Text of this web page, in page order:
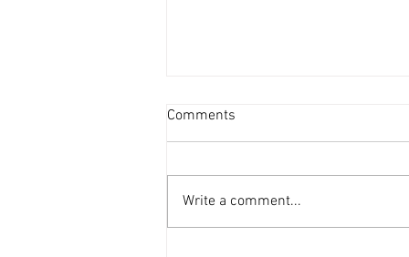
Comments
Write a comment...